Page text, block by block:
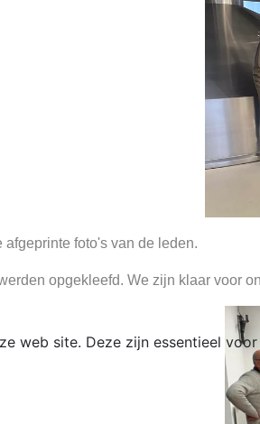
foto's van de leden.
opgekleefd. We zijn klaar voor
web site. Deze zijn essentieel